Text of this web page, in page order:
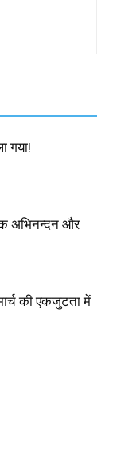
गया!
अभिनन्दन और
की एकजुटता में